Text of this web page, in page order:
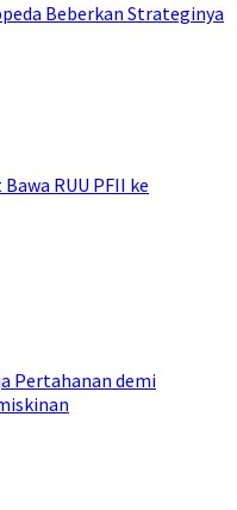
Beberkan Strateginya
RUU PFII ke
Pertahanan demi